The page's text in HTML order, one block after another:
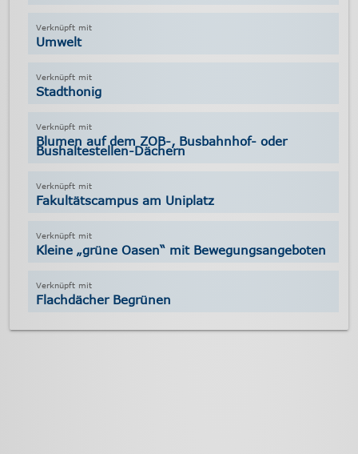
Umwelt
Stadthonig
Blumen auf dem ZOB-, Busbahnhof- oder
Bushaltestellen-Dächern
Fakultätscampus am Uniplatz
Kleine „grüne Oasen“ mit Bewegungsangeboten
Flachdächer Begrünen